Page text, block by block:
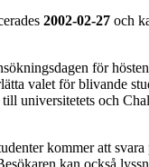
2002-02-27 och
för
valet för blivande
universitetets och
kommer att
kan också